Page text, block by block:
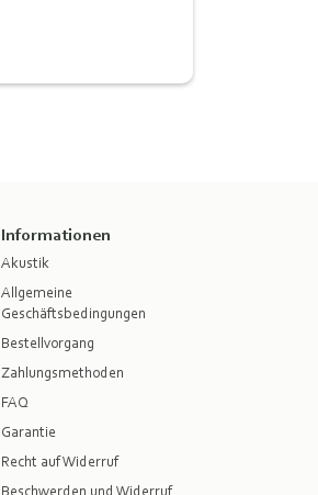
Informationen
Akustik
Allgemeine
Geschäftsbedingungen
Bestellvorgang
Zahlungsmethoden
FAQ
Garantie
Recht auf Widerruf
Beschwerden und Widerruf